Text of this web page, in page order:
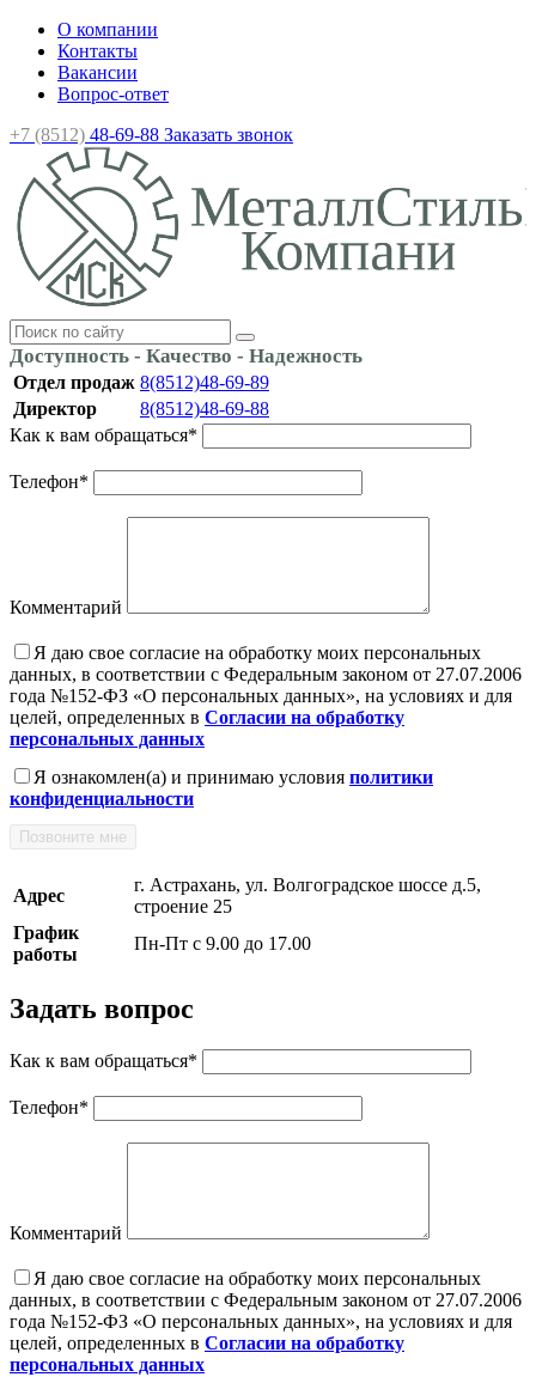
О компании
Контакты
Вакансии
Вопрос-ответ
+7 (8512) 48-69-88 Заказать звонок
Доступность - Качество - Надежность
Отдел продаж 8(8512)48-69-89
Директор
8(8512)48-69-88
Как к вам обращаться*
Телефон*
Комментарий
Я даю свое согласие на обработку моих персональных
данных, в соответствии с Федеральным законом от 27.07.2006
года №152-ФЗ «О персональных данных», на условиях и для
целей, определенных в Согласии на обработку
персональных данных
Я ознакомлен(а) и принимаю условия политики
конфиденциальности
Позвоните мне
Адрес
г. Астрахань, ул. Волгоградское шоссе д.5,
строение 25
График
работы
Пн-Пт с 9.00 до 17.00
Задать вопрос
Как к вам обращаться*
Телефон*
Комментарий
Я даю свое согласие на обработку моих персональных
данных, в соответствии с Федеральным законом от 27.07.2006
года №152-ФЗ «О персональных данных», на условиях и для
целей, определенных в Согласии на обработку
персональных данных